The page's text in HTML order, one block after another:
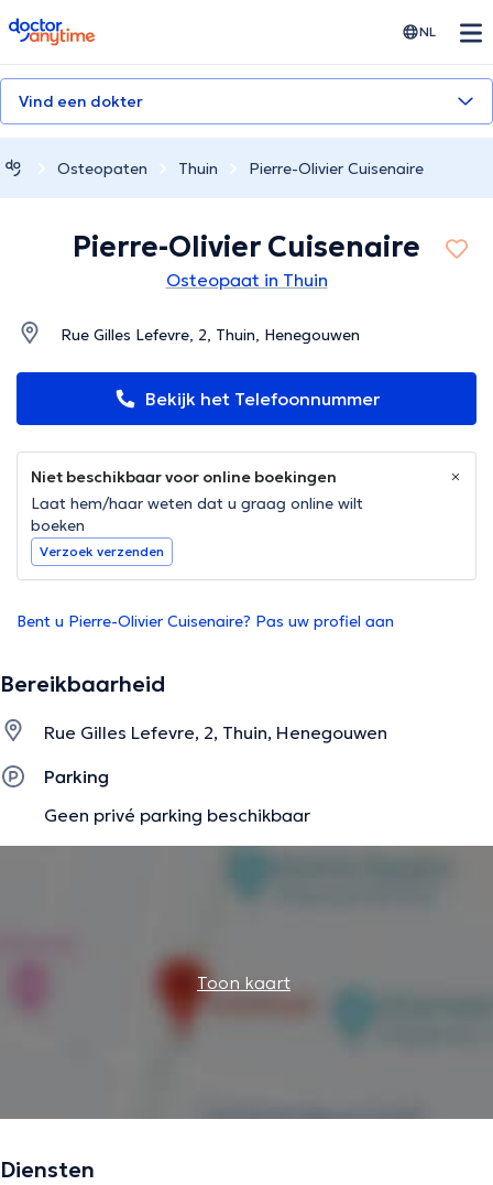
doctoranytime NL
Vind een dokter
Osteopaten Thuin Pierre-Olivier Cuisenaire
Pierre-Olivier Cuisenaire
Osteopaat in Thuin
Rue Gilles Lefevre, 2, Thuin, Henegouwen
Bekijk het Telefoonnummer
Niet beschikbaar voor online boekingen
Laat hem/haar weten dat u graag online wilt
boeken
Verzoek verzenden
Bent u Pierre-Olivier Cuisenaire? Pas uw profiel aan
Bereikbaarheid
Rue Gilles Lefevre, 2, Thuin, Henegouwen
Parking
Geen privé parking beschikbaar
Toon kaart
Diensten